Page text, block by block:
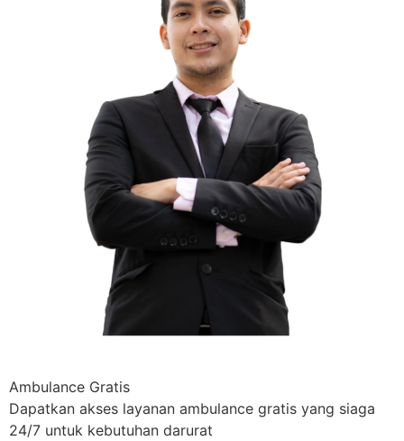
Ambulance Gratis
Dapatkan akses layanan ambulance gratis yang siaga
24/7 untuk kebutuhan darurat